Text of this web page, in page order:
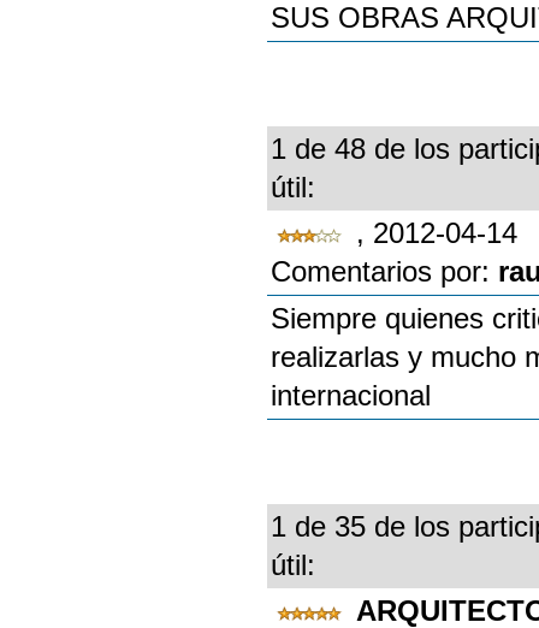
SUS OBRAS
1 de 48 de los
útil:
, 2012-04-14
Comentarios por:
Siempre quienes
realizarlas y mucho
internacional
1 de 35 de los
útil: